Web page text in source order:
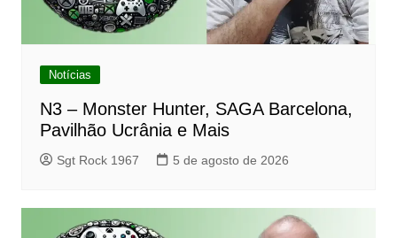
Notícias
N3 – Monster Hunter, SAGA Barcelona,
Pavilhão Ucrânia e Mais
Sgt Rock 1967 5 de agosto de 2026